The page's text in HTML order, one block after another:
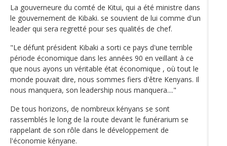
La gouverneure du comté de Kitui, qui a été ministre dans
le gouvernement de Kibaki. se souvient de lui comme d'un
leader qui sera regretté pour ses qualités de chef.
"Le défunt président Kibaki a sorti ce pays d'une terrible
période économique dans les années 90 en veillant à ce
que nous ayons un véritable état économique , où tout le
monde pouvait dire, nous sommes fiers d'être Kenyans. Il
nous manquera, son leadership nous manquera...."
De tous horizons, de nombreux kényans se sont
rassemblés le long de la route devant le funérarium se
rappelant de son rôle dans le développement de
l'économie kényane.